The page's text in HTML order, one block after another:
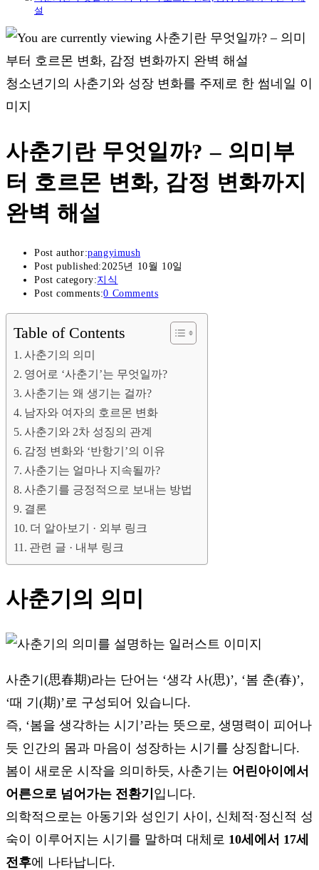
설
청소년기의 사춘기와 성장 변화를 주제로 한 썸네일 이
미지
사춘기란 무엇일까? – 의미부
터 호르몬 변화, 감정 변화까지
완벽 해설
Post author:pangyimush
Post published:2025년 10월 10일
Post category:지식
Post comments:0 Comments
Table of Contents
사춘기의 의미
영어로 ‘사춘기’는 무엇일까?
사춘기는 왜 생기는 걸까?
남자와 여자의 호르몬 변화
사춘기와 2차 성징의 관계
감정 변화와 ‘반항기’의 이유
사춘기는 얼마나 지속될까?
사춘기를 긍정적으로 보내는 방법
결론
더 알아보기 · 외부 링크
관련 글 · 내부 링크
사춘기의 의미
사춘기(思春期)라는 단어는 ‘생각 사(思)’, ‘봄 춘(春)’,
‘때 기(期)’로 구성되어 있습니다.
즉, ‘봄을 생각하는 시기’라는 뜻으로, 생명력이 피어나
듯 인간의 몸과 마음이 성장하는 시기를 상징합니다.
봄이 새로운 시작을 의미하듯, 사춘기는 어린아이에서
어른으로 넘어가는 전환기 입니다.
의학적으로는 아동기와 성인기 사이, 신체적·정신적 성
숙이 이루어지는 시기를 말하며 대체로 10세에서 17세
전후에 나타납니다.